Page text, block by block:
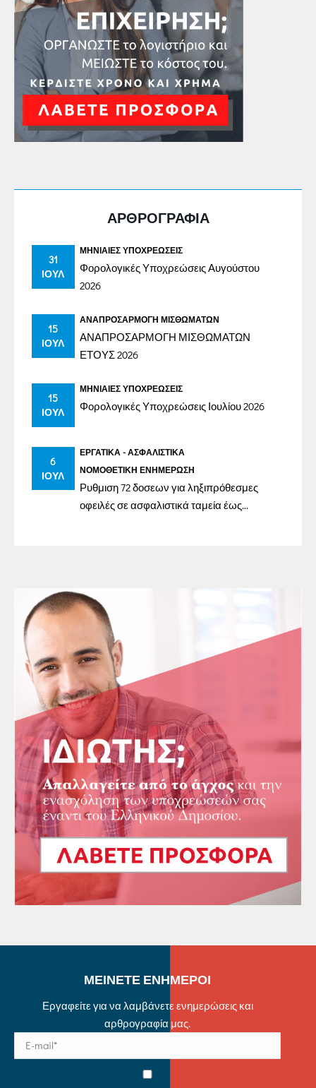
ΑΡΘΡΟΓΡΑΦΙΑ
31
ΙΟΎΛ
ΜΗΝΙΑΊΕΣ ΥΠΟΧΡΕΏΣΕΙΣ
Φορολογικές Υποχρεώσεις Αυγούστου
2026
15
ΙΟΎΛ
ΑΝΑΠΡΟΣΑΡΜΟΓΉ ΜΙΣΘΩΜΆΤΩΝ
ΑΝΑΠΡΟΣΑΡΜΟΓΗ ΜΙΣΘΩΜΑΤΩΝ
ΕΤΟΥΣ 2026
15
ΙΟΎΛ
ΜΗΝΙΑΊΕΣ ΥΠΟΧΡΕΏΣΕΙΣ
Φορολογικές Υποχρεώσεις Ιουλίου 2026
6
ΙΟΎΛ
ΕΡΓΑΤΙΚΆ - ΑΣΦΑΛΙΣΤΙΚΆ
ΝΟΜΟΘΕΤΙΚΉ ΕΝΗΜΈΡΩΣΗ
Ρυθμιση 72 δοσεων για ληξιπρόθεσμες
οφειλές σε ασφαλιστικά ταμεία έως
ΜΕΙΝΕΤΕ ΕΝΗΜΕΡΟΙ
Εργαφείτε για να λαμβάνετε ενημερώσεις και
αρθρογραφία μας.